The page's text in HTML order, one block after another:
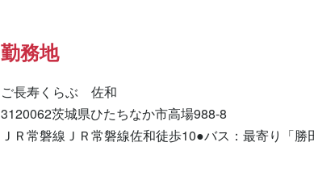
勤務地
ご長寿くらぶ　佐和
3120062茨城県ひたちなか市高場988-8
ＪＲ常磐線ＪＲ常磐線佐和徒歩10●バス：最寄り「